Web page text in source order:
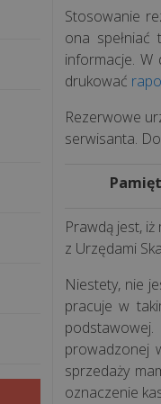
Stosowanie
ona
informacje. W
drukować
Rezerwowe
serwisanta.
Prawdą jest,
z Urzędami
Niestety, nie
pracuje w
prowadzonej
sprzedaży
oznaczenie